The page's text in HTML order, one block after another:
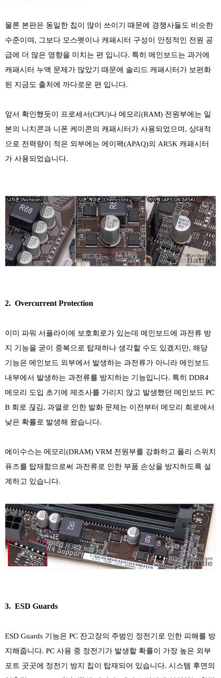
물론 본판은 동일한 칩이 많이 쓰이기 때문에 경쟁사들도 비슷한
수준이며, 그보다 모스펫이나 캐패시터 구성이 안정적인 전원 공
급에 더 많은 영향을 미치는 편 입니다. 특히 메인보드는 과거에
캐패시터 누액 문제가 많았기 때문에 솔리드 캐패시터가 보편화
된 지금도 출처에 까다로운 편 입니다.
앞서 확인했듯이 프로세서(CPU)나 메모리(RAM) 전원부에는 일
본의 니치콘과 니폰 케미콘의 캐패시터가 사용되었으며, 상대적
으로 전력량이 적은 외부에는 에이팩(APAQ)의 AR5K 캐패시터
가 사용되었습니다.
2. Overcurrent Protection
이미 파워 서플라이에 보호회로가 있는데 메인보드에 과전류 방
지 기능을 굳이 중복으로 탑재하나 생각할 수도 있겠지만, 해당
기능은 메인보드 외부에서 발생하는 과전류가 아니라 메인보드
내부에서 발생하는 과전류를 방지하는 기능입니다. 특히 DDR4
메모리 도입 초기에 제조사를 가리지 않고 발생했던 메인보드 PC
B 회로 끊김, 과열로 인한 발화 문제는 이전부터 메모리 회로에서
낮은 확률로 발생해 왔습니다.
에이수스는 메모리(DRAM) VRM 전원부를 강화하고 폴리 스위치
퓨즈를 탑재함으로써 과전류로 인한 부품 손상을 방지하도록 설
계하고 있습니다.
3. ESD Guards
ESD Guards 기능은 PC 잔고장의 주범인 정전기로 인한 피해를 방
지해줍니다. PC 사용 중 정전기가 발생할 확률이 가장 높은 외부
포트 곳곳에 정전기 방지 칩이 탑재되어 있습니다. 시스템 후면의